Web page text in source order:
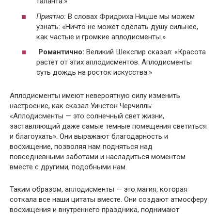
Приятно: В словах Фридриха Ницше мы можем
узнать: «Ничто не может сделать душу сильнее,
как частые и громкие аплодисменты.»
Романтично: Великий Шекспир сказал: «Красота
растет от этих аплодисментов. Аплодисменты
суть дождь на росток искусства.»
Аплодисменты имеют невероятную силу изменить
настроение, как сказал Уинстон Черчилль:
«Аплодисменты — это солнечный свет жизни,
заставляющий даже самые темные помещения светиться
и благоухать». Они выражают благодарность и
восхищение, позволяя нам подняться над
повседневными заботами и насладиться моментом
вместе с другими, подобными нам.
Таким образом, аплодисменты — это магия, которая
соткала все наши цитаты вместе. Они создают атмосферу
восхищения и внутреннего праздника, поднимают